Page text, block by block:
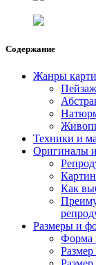
Содержание
Жанры
Техники и
Оригиналы и
Как
Размеры и
Форма